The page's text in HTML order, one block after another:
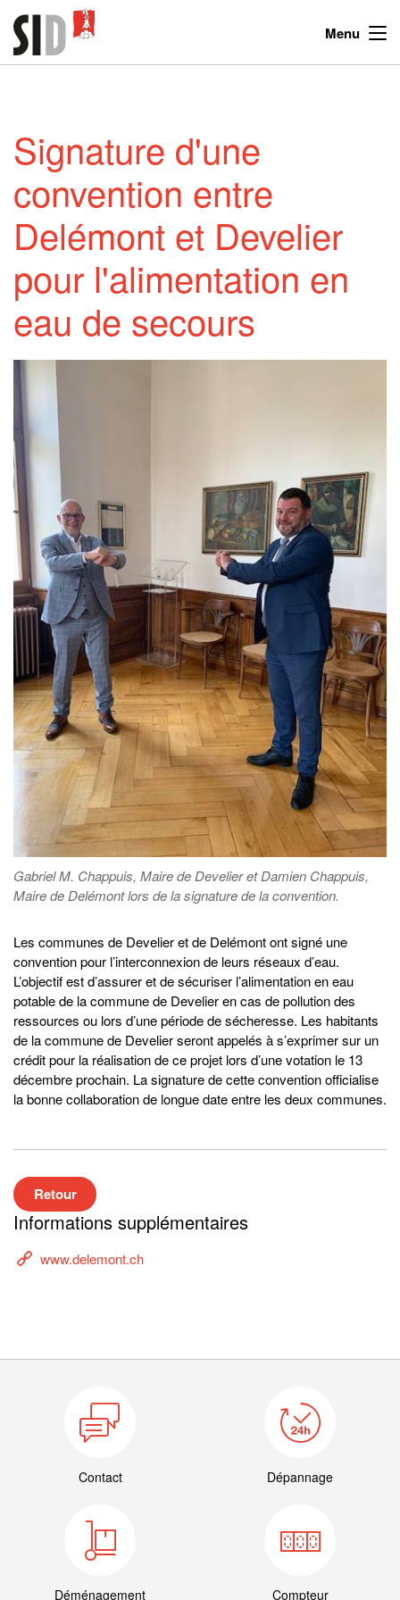
Menu
Signature d'une
convention entre
Delémont et Develier
pour l'alimentation en
eau de secours
Gabriel M. Chappuis, Maire de Develier et Damien Chappuis,
Maire de Delémont lors de la signature de la convention.
Les communes de Develier et de Delémont ont signé une
convention pour l’interconnexion de leurs réseaux d’eau.
L’objectif est d’assurer et de sécuriser l’alimentation en eau
potable de la commune de Develier en cas de pollution des
ressources ou lors d’une période de sécheresse. Les habitants
de la commune de Develier seront appelés à s’exprimer sur un
crédit pour la réalisation de ce projet lors d’une votation le 13
décembre prochain. La signature de cette convention officialise
la bonne collaboration de longue date entre les deux communes.
Retour
Informations supplémentaires
www.delemont.ch
Contact Dépannage
Déménagement Compteur